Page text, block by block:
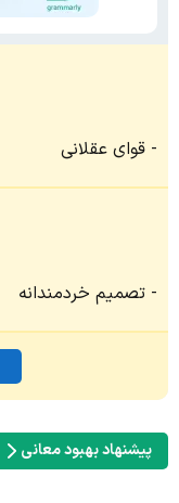
قوای عقلانی
تصمیم خردمندانه
پیشنهاد بهبود معانی